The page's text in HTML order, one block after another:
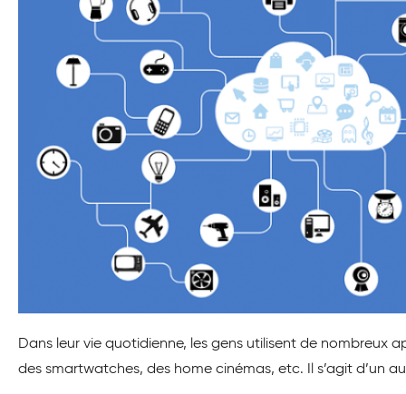
Dans leur vie quotidienne, les gens utilisent de nombreux
des smartwatches, des home cinémas, etc. Il s’agit d’un